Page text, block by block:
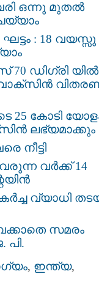
ഒന്നു മുതല്‍
: 18 വയസ്സു
ഡിഗ്രി യില്‍
കോടി
ലഭ്യമാക്കും
നീട്ടി
വര്‍ക്ക് 14
വ്യാധി
സമരം
പി.
, ഇന്ത്യ,